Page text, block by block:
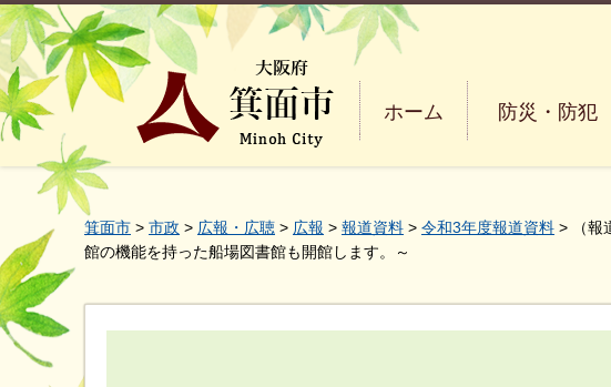
大阪府箕面市
ホーム 防災・防犯
箕面市 > 市政 > 広報・広聴 > 広報 > 報道資料 > 令和3年度報道資料 > （報
館の機能を持った船場図書館も開館します。～